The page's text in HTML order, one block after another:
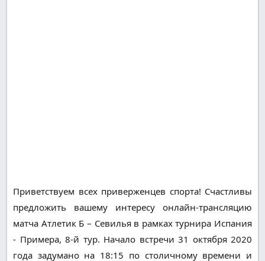
Приветствуем всех приверженцев спорта! Счастливы
предложить вашему интересу онлайн-трансляцию
матча Атлетик Б – Севилья в рамках турнира Испания
- Примера, 8-й тур. Начало встречи 31 октября 2020
года задумано на 18:15 по столичному времени и